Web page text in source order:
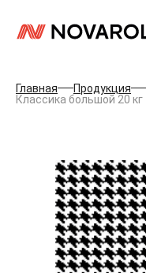
Главная Продукция
Классика большой 20 кг